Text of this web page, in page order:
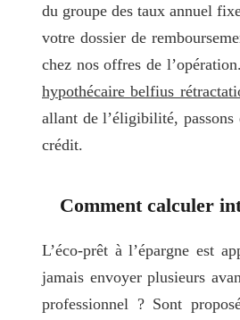
du groupe des taux annuel
votre dossier de
chez nos offres de
hypothécaire belfius
allant de l’éligibilité, passons
crédit.
Comment calculer
L’éco-prêt à l’épargne est
jamais envoyer plusieurs
professionnel ? Sont